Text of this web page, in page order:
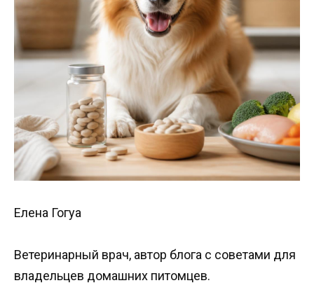
Елена Гогуа
Ветеринарный врач, автор блога с советами для
владельцев домашних питомцев.